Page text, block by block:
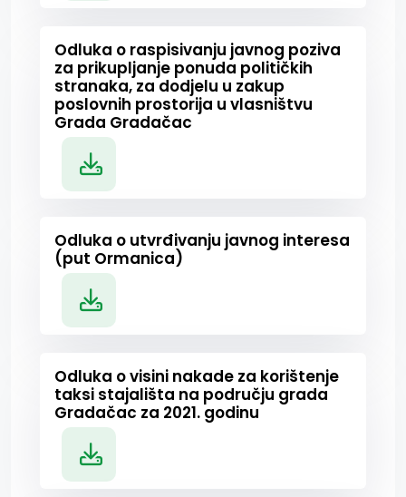
Odluka o raspisivanju javnog poziva
za prikupljanje ponuda političkih
stranaka, za dodjelu u zakup
poslovnih prostorija u vlasništvu
Grada Gradačac
Odluka o utvrđivanju javnog interesa
(put Ormanica)
Odluka o visini nakade za korištenje
taksi stajališta na području grada
Gradačac za 2021. godinu